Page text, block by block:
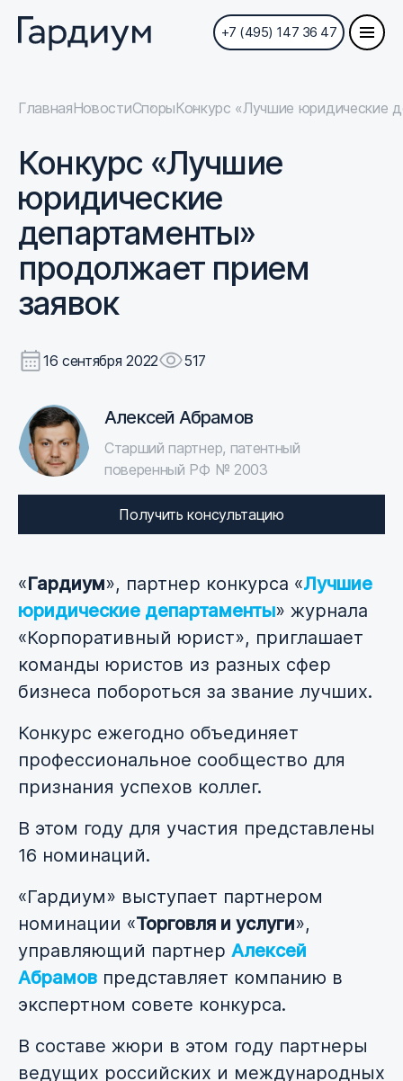
+7 (495) 147 36 47
ГлавнаяНовостиСпорыКонкурс «Лучшие юридические
Конкурс «Лучшие
юридические
департаменты»
продолжает прием
заявок
16 сентября 2022 517
«Гардиум», партнер конкурса «Лучшие
юридические департаменты» журнала
«Корпоративный юрист», приглашает
команды юристов из разных сфер
бизнеса побороться за звание лучших.
Конкурс ежегодно объединяет
профессиональное сообщество для
признания успехов коллег.
В этом году для участия представлены
16 номинаций.
«Гардиум» выступает партнером
номинации «Торговля и услуги»,
управляющий партнер Алексей
Абрамов представляет компанию в
экспертном совете конкурса.
В составе жюри в этом году партнеры
ведущих российских и международных
Алексей Абрамов
Старший партнер, патентный
поверенный РФ № 2003
Получить консультацию